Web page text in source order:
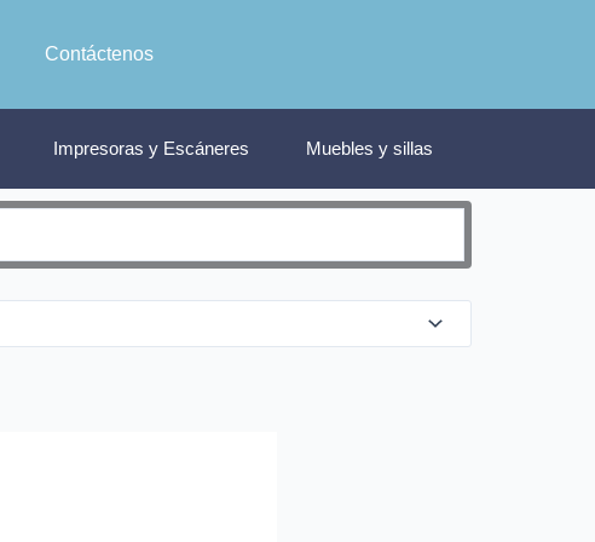
Contáctenos
Impresoras y Escáneres Muebles y sillas